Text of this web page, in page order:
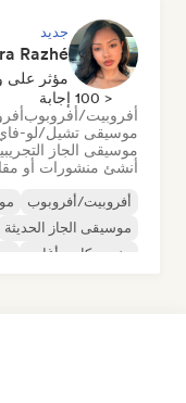
جديد
Razhé
مؤثر على
< 100 إجابة
أفروبيت/أفروبوب
موسيقى تشيل/لو-
موسيقى الجاز
أنشئ منشورات أو
أفروبيت/أفروبوب
موسيقى الجاز الحديثة
مغني وكاتب أغاني